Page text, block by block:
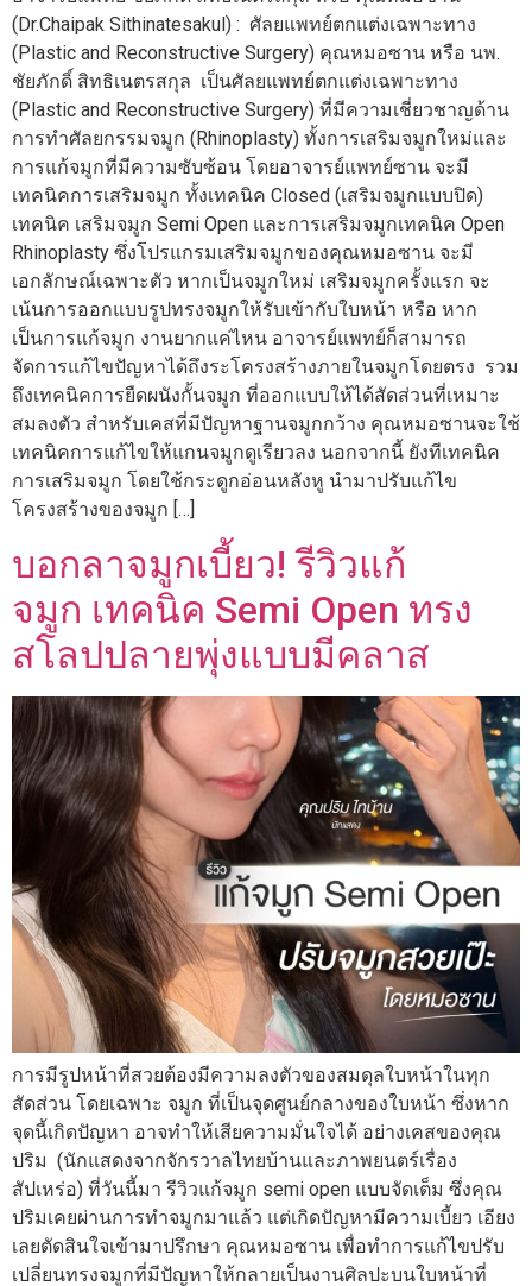
(Dr.Chaipak Sithinatesakul) : ศัลยแพทย์ตกแต่งเฉพาะทาง
(Plastic and Reconstructive Surgery) คุณหมอซาน หรือ นพ.
ชัยภักดิ์ สิทธิเนตรสกุล เป็นศัลยแพทย์ตกแต่งเฉพาะทาง
(Plastic and Reconstructive Surgery) ที่มีความเชี่ยวชาญด้าน
การทำศัลยกรรมจมูก (Rhinoplasty) ทั้งการเสริมจมูกใหม่และ
การแก้จมูกที่มีความซับซ้อน โดยอาจารย์แพทย์ซาน จะมี
เทคนิคการเสริมจมูก ทั้งเทคนิค Closed (เสริมจมูกแบบปิด)
เทคนิค เสริมจมูก Semi Open และการเสริมจมูกเทคนิค Open
Rhinoplasty ซึ่งโปรแกรมเสริมจมูกของคุณหมอซาน จะมี
เอกลักษณ์เฉพาะตัว หากเป็นจมูกใหม่ เสริมจมูกครั้งแรก จะ
เน้นการออกแบบรูปทรงจมูกให้รับเข้ากับใบหน้า หรือ หาก
เป็นการแก้จมูก งานยากแค่ไหน อาจารย์แพทย์ก็สามารถ
จัดการแก้ไขปัญหาได้ถึงระโครงสร้างภายในจมูกโดยตรง รวม
ถึงเทคนิคการยืดผนังกั้นจมูก ที่ออกแบบให้ได้สัดส่วนที่เหมาะ
สมลงตัว สำหรับเคสที่มีปัญหาฐานจมูกกว้าง คุณหมอซานจะใช้
เทคนิคการแก้ไขให้แกนจมูกดูเรียวลง นอกจากนี้ ยังทีเทคนิค
การเสริมจมูก โดยใช้กระดูกอ่อนหลังหู นำมาปรับแก้ไข
โครงสร้างของจมูก […]
บอกลาจมูกเบี้ยว! รีวิวแก้
จมูก เทคนิค Semi Open ทรง
สโลปปลายพุ่งแบบมีคลาส
การมีรูปหน้าที่สวยต้องมีความลงตัวของสมดุลใบหน้าในทุก
สัดส่วน โดยเฉพาะ จมูก ที่เป็นจุดศูนย์กลางของใบหน้า ซึ่งหาก
จุดนี้เกิดปัญหา อาจทำให้เสียความมั่นใจได้ อย่างเคสของคุณ
ปริม (นักแสดงจากจักรวาลไทยบ้านและภาพยนตร์เรื่อง
สัปเหร่อ) ที่วันนี้มา รีวิวแก้จมูก semi open แบบจัดเต็ม ซึ่งคุณ
ปริมเคยผ่านการทำจมูกมาแล้ว แต่เกิดปัญหามีความเบี้ยว เอียง
เลยตัดสินใจเข้ามาปรึกษา คุณหมอซาน เพื่อทำการแก้ไขปรับ
เปลี่ยนทรงจมูกที่มีปัญหาให้กลายเป็นงานศิลปะบนใบหน้าที่